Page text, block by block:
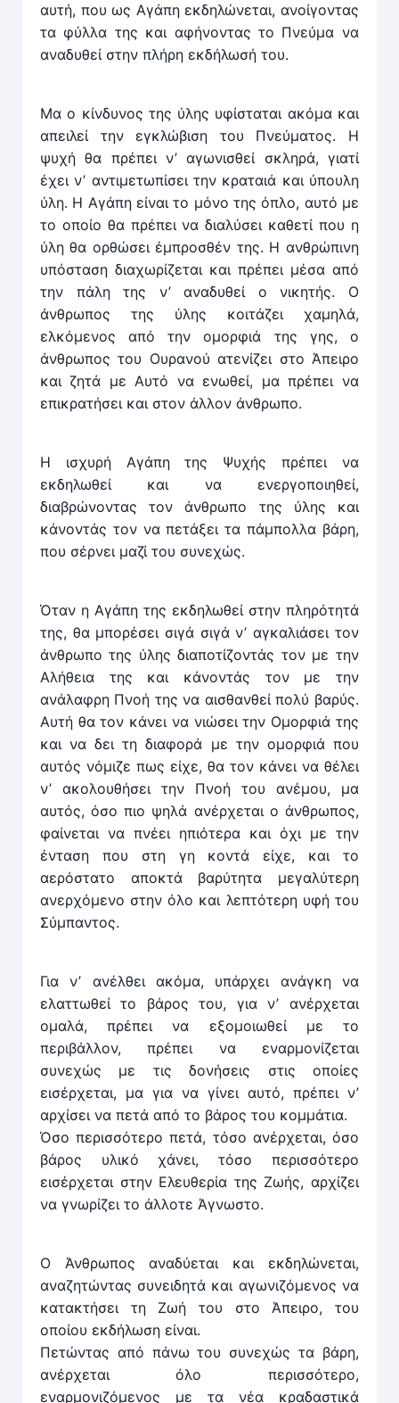
αυτή, που ως Αγάπη εκδηλώνεται, ανοίγοντας
τα φύλλα της και αφήνοντας το Πνεύμα να
αναδυθεί στην πλήρη εκδήλωσή του.
Μα ο κίνδυνος της ύλης υφίσταται ακόμα και
απειλεί την εγκλώβιση του Πνεύματος. Η
ψυχή θα πρέπει ν’ αγω­νισθεί σκληρά, γιατί
έχει ν’ αντιμετωπίσει την κραταιά και ύπουλη
ύλη. Η Αγάπη είναι το μόνο της όπλο, αυτό με
το οποίο θα πρέπει να διαλύσει καθετί που η
ύλη θα ορθώσει έμπροσθέν της. Η ανθρώπινη
υπόσταση διαχωρίζεται και πρέπει μέσα από
την πάλη της ν’ αναδυθεί ο νικητής. Ο
άνθρωπος της ύλης κοιτάζει χαμηλά,
ελκόμενος από την ομορφιά της γης, ο
άνθρωπος του Ουρανού ατενίζει στο Άπειρο
και ζητά με Αυτό να ενωθεί, μα πρέπει να
επικρα­τήσει και στον άλλον άνθρωπο.
Η ισχυρή Αγάπη της Ψυχής πρέπει να
εκδηλωθεί και να ενεργοποιηθεί,
διαβρώνοντας τον άνθρωπο της ύλης και
κάνοντάς τον να πετάξει τα πάμπολλα βάρη,
που σέρνει μαζί του συνεχώς.
Όταν η Αγάπη της εκδηλωθεί στην πληρότητά
της, θα μπορέσει σιγά σιγά ν’ αγκαλιάσει τον
άνθρωπο της ύλης διαποτίζοντάς τον με την
Αλήθεια της και κάνοντάς τον με την
ανάλαφρη Πνοή της να αισθανθεί πολύ βαρύς.
Αυτή θα τον κάνει να νιώσει την Ομορφιά της
και να δει τη διαφορά με την ομορφιά που
αυτός νόμιζε πως είχε, θα τον κάνει να θέλει
ν’ ακολουθήσει την Πνοή του ανέμου, μα
αυτός, όσο πιο ψηλά ανέρχεται ο άνθρωπος,
φαίνεται να πνέει ηπιότερα και όχι με την
ένταση που στη γη κον­τά ­είχε, και το
αερόστατο αποκτά βαρύτητα μεγαλύτερη
ανερχόμενο στην όλο και λεπτότερη υφή του
Σύμπαντος.
Για ν’ ανέλθει ακόμα, υπάρχει ανάγκη να
ελαττωθεί το βάρος του, για ν’ ανέρχεται
ομαλά, πρέπει να εξομοιωθεί με το
περιβάλλον, πρέπει να εναρμονίζεται
συνεχώς με τις δονήσεις στις οποίες
εισέρχεται, μα για να γίνει αυτό, πρέπει ν’
αρχίσει να πετά από το βάρος του κομμάτια.
Όσο περισσότερο πετά, τόσο ανέρχεται, όσο
βάρος υλικό χάνει, τόσο περισσότερο
εισέρχεται στην Ελευθε­ρία της Ζωής, αρχίζει
να γνωρίζει το άλλοτε Άγνωστο.
Ο Άνθρωπος αναδύεται και εκδηλώνεται,
αναζητών­τας συνειδητά και αγωνιζόμενος να
κατακτήσει τη Ζωή του στο Άπειρο, του
οποίου εκδήλωση είναι.
Πετώντας από πάνω του συνεχώς τα βάρη,
ανέρχεται όλο περισσότερο,
εναρμονιζόμενος με τα νέα κραδαστικά